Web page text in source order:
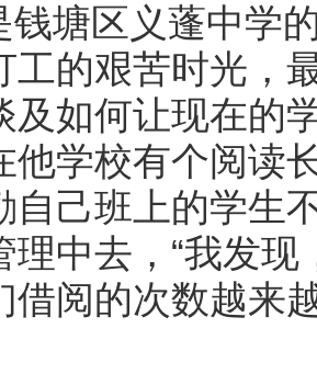
钱塘区义蓬中学
工的艰苦时光，
及如何让现在的
学校有个阅读
自己班上的学生
理中去，“我发
借阅的次数越来